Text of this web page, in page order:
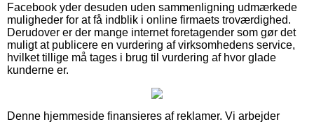
Facebook yder desuden uden sammenligning udmærkede
muligheder for at få indblik i online firmaets troværdighed.
Derudover er der mange internet foretagender som gør det
muligt at publicere en vurdering af virksomhedens service,
hvilket tillige må tages i brug til vurdering af hvor glade
kunderne er.
Denne hjemmeside finansieres af reklamer. Vi arbejder